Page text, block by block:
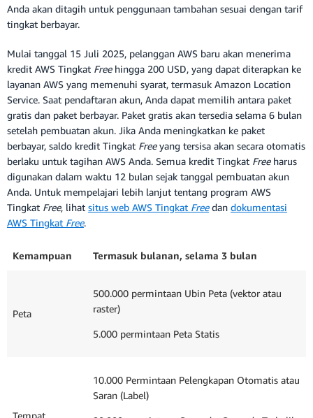
Anda akan ditagih untuk penggunaan tambahan sesuai dengan tarif
tingkat berbayar.
Mulai tanggal 15 Juli 2025, pelanggan AWS baru akan menerima
kredit AWS Tingkat Freehingga 200 USD, yang dapat diterapkan ke
layanan AWS yang memenuhi syarat, termasuk Amazon Location
Service. Saat pendaftaran akun, Anda dapat memilih antara paket
gratis dan paket berbayar. Paket gratis akan tersedia selama 6 bulan
setelah pembuatan akun. Jika Anda meningkatkan ke paket
berbayar, saldo kredit Tingkat Freeyang tersisa akan secara otomatis
berlaku untuk tagihan AWS Anda. Semua kredit Tingkat Freeharus
digunakan dalam waktu 12 bulan sejak tanggal pembuatan akun
Anda. Untuk mempelajari lebih lanjut tentang program AWS
Tingkat Free, lihat situs web AWS Tingkat Freedan dokumentasi
AWS Tingkat Free.
Kemampuan Termasuk bulanan, selama 3 bulan
Peta
500.000 permintaan Ubin Peta (vektor atau
raster)
5.000 permintaan Peta Statis
Tempat
10.000 Permintaan Pelengkapan Otomatis atau
Saran (Label)